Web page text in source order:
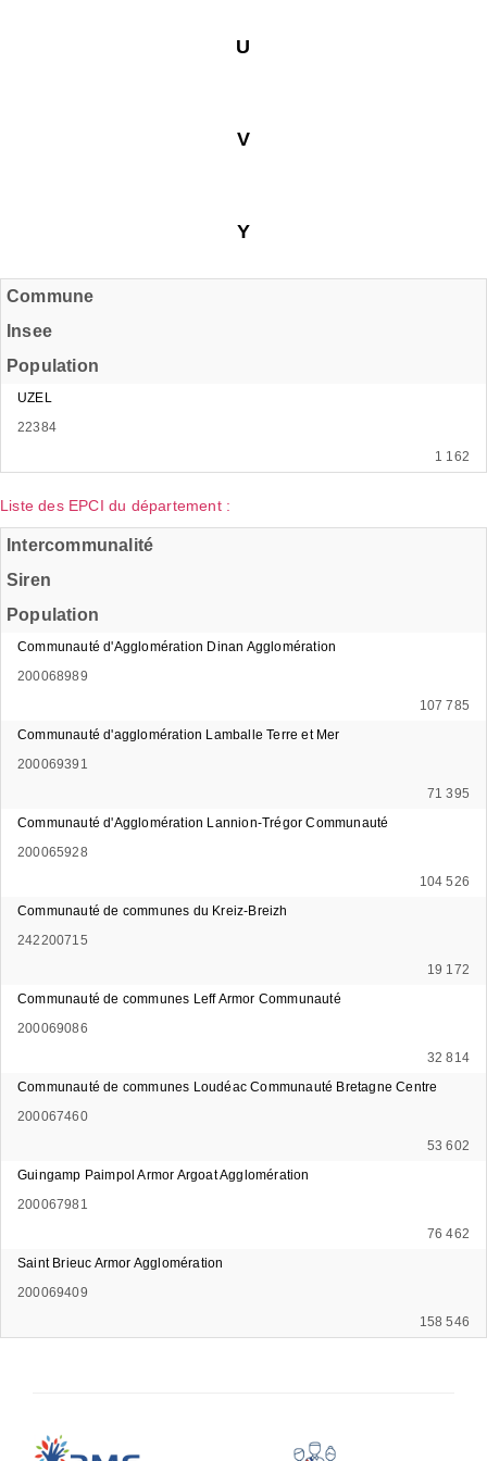
U
V
Y
Commune
Insee
Population
UZEL
22384
1 162
Liste des EPCI du département :
Intercommunalité
Siren
Population
Communauté d'Agglomération Dinan Agglomération
200068989
107 785
Communauté d'agglomération Lamballe Terre et Mer
200069391
71 395
Communauté d'Agglomération Lannion-Trégor Communauté
200065928
104 526
Communauté de communes du Kreiz-Breizh
242200715
19 172
Communauté de communes Leff Armor Communauté
200069086
32 814
Communauté de communes Loudéac Communauté Bretagne Centre
200067460
53 602
Guingamp Paimpol Armor Argoat Agglomération
200067981
76 462
Saint Brieuc Armor Agglomération
200069409
158 546